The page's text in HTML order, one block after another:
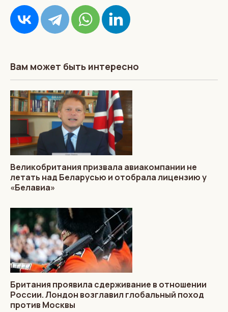
Вам может быть интересно
Великобритания призвала авиакомпании не
летать над Беларусью и отобрала лицензию у
«Белавиа»
Британия проявила сдерживание в отношении
России. Лондон возглавил глобальный поход
против Москвы